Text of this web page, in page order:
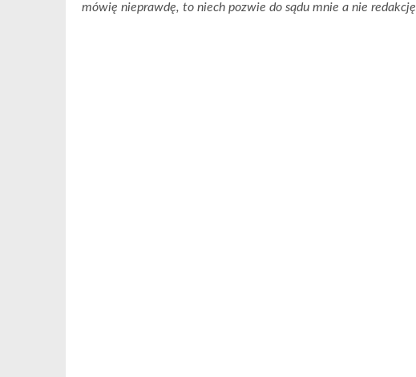
mówię nieprawdę, to niech pozwie do sądu mnie a nie redakcję